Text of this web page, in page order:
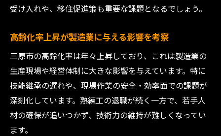
策
地域企業の成長戦略と活性化へのヒント
製造業の成長戦略と三原企業の可能性分析
三原企業の活性化に必要な製造業の視点と
は
地域製造業の活性化策と成功事例を考察
製造業目線で見る地元企業の持続的成長条
受け入れや、移住促進策も重要な課題となるでしょう。
高齢化率上昇が製造業に与える影響を考察
三原市の高齢化率は年々上昇しており、これは製造業の
生産現場や経営体制に大きな影響を与えています。特に
技能継承の遅れや、現場作業の安全・効率面での課題が
深刻化しています。熟練工の退職が続く一方で、若手人
材の確保が追いつかず、技術力の維持が難しくなってい
ます。